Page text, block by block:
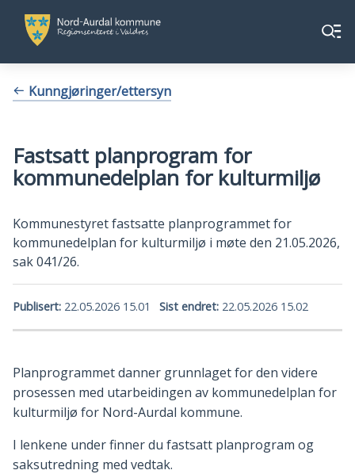
Nord-
Aurdal
kommune
Aurdal
Meny
Du Kunngjøringer/ettersyn
Fastsatt planprogram for
kommunedelplan for kulturmiljø
Kommunestyret fastsatte planprogrammet for
kommunedelplan for kulturmiljø i møte den 21.05.2026,
sak 041/26.
Publisert 22.05.2026 15.01 Sist endret 22.05.2026 15.02
Planprogrammet danner grunnlaget for den videre
prosessen med utarbeidingen av kommunedelplan for
kulturmiljø for Nord-Aurdal kommune.
I lenkene under finner du fastsatt planprogram og
saksutredning med vedtak.